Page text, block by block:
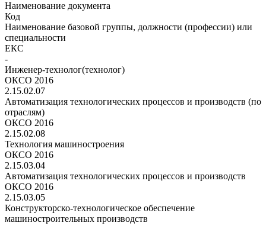
Наименование документа
Код
Наименование базовой группы, должности (профессии) или
специальности
ЕКС
-
Инженер-технолог(технолог)
ОКСО 2016
2.15.02.07
Автоматизация технологических процессов и производств (по
отраслям)
ОКСО 2016
2.15.02.08
Технология машиностроения
ОКСО 2016
2.15.03.04
Автоматизация технологических процессов и производств
ОКСО 2016
2.15.03.05
Конструкторско-технологическое обеспечение
машиностроительных производств